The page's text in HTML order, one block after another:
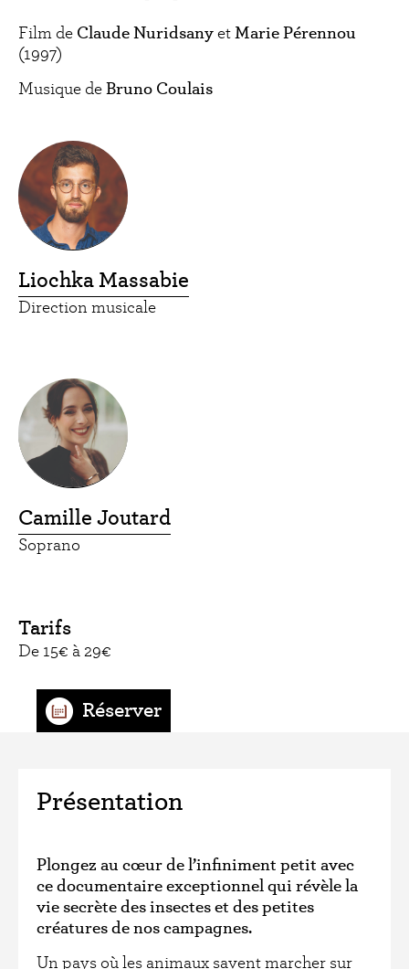
Film de Claude Nuridsany et Marie Pérennou
(1997)
Musique de Bruno Coulais
Liochka Massabie
Direction musicale
Camille Joutard
Soprano
Tarifs
De 15€ à 29€
Présentation
Plongez au cœur de l’infiniment petit avec
ce documentaire exceptionnel qui révèle la
vie secrète des insectes et des petites
créatures de nos campagnes.
Un pays où les animaux savent marcher sur